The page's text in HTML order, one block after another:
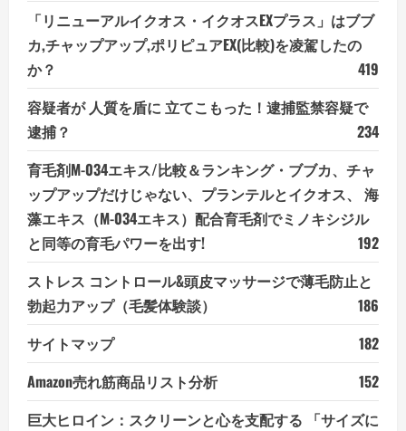
「リニューアルイクオス・イクオスEXプラス」はブブ
カ,チャップアップ,ポリピュアEX(比較)を凌駕したの
か？
419
容疑者が 人質を盾に 立てこもった！逮捕監禁容疑で
逮捕？
234
育毛剤M-034エキス/比較＆ランキング・ブブカ、チャ
ップアップだけじゃない、プランテルとイクオス、 海
藻エキス（M-034エキス）配合育毛剤でミノキシジル
と同等の育毛パワーを出す!
192
ストレス コントロール&頭皮マッサージで薄毛防止と
勃起力アップ（毛髪体験談）
186
サイトマップ
182
Amazon売れ筋商品リスト分析
152
巨大ヒロイン：スクリーンと心を支配する 「サイズに